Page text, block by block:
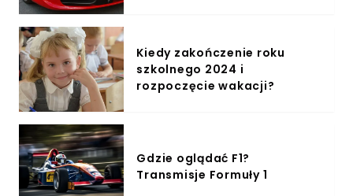
Kiedy zakończenie roku
szkolnego 2024 i
rozpoczęcie wakacji?
Gdzie oglądać F1?
Transmisje Formuły 1